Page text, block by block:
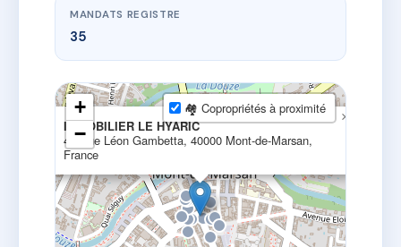
MANDATS REGISTRE
35
IMMOBILIER LE HYARIC
44 Rue Léon Gambetta, 40000 Mont-de-Marsan,
France
×
+
−
🏘 Copropriétés à proximité